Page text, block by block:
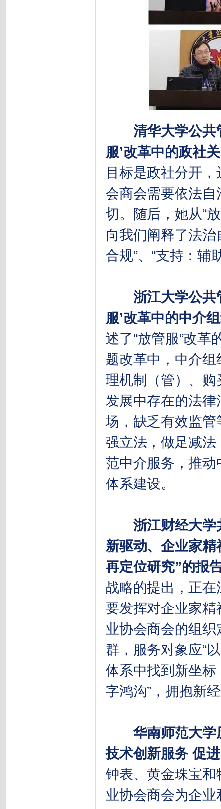
清华大学公共
服’改革中的政社
目标是政社分开，
会商会需要依法
切。随后，她从“
向我们阐释了法治
合规”、“支持：辅
浙江大学公共
服’改革中的中介
述了“放管服”改
题改革中，中介
理机制（管）、
发展中存在的法
场，缺乏有效监
强立法，做足减
范中介服务，推
体系建设。
浙江财经大学
新驱动、企业家
再定位研究”的报
战略的提出，正
要发挥对企业家
业协会商会的组
群，服务对象应“
体系中找到新坐标
字鸿沟”，拥抱新
华南师范大学
技术创新服务 促
钟表、黄金珠宝
业协会商会为企